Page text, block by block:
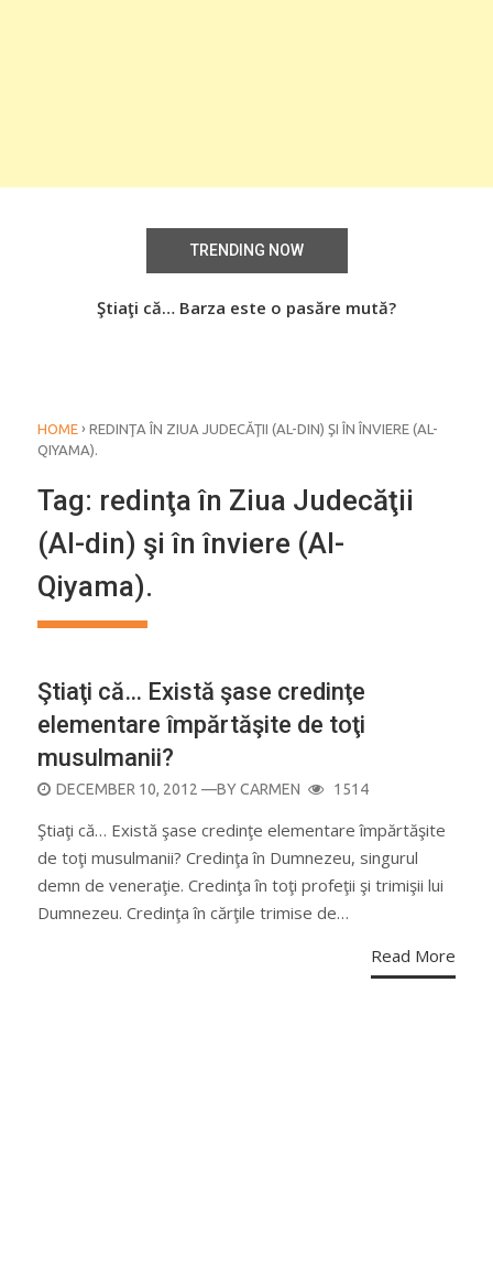
TRENDING NOW
Ştiaţi că… Barza este o pasăre mută?
HOME › REDINŢA ÎN ZIUA JUDECĂŢII (AL-DIN) ŞI ÎN ÎNVIERE (AL-
QIYAMA).
Tag: redinţa în Ziua Judecăţii
(Al-din) şi în înviere (Al-
Qiyama).
Ştiaţi că… Există şase credinţe
elementare împărtăşite de toţi
musulmanii?
POSTED
DECEMBER 10, 2012 —BYCARMEN 1514
Ştiaţi că… Există şase credinţe elementare împărtăşite
de toţi musulmanii? Credinţa în Dumnezeu, singurul
demn de veneraţie. Credinţa în toţi profeţii şi trimişii lui
Dumnezeu. Credinţa în cărţile trimise de…
Read More